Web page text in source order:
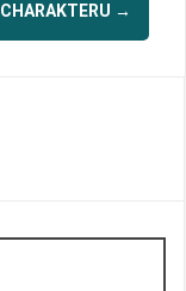
CHARAKTERU →